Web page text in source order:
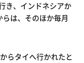
き、インドネシアか
は、そのほか毎月
らタイへ行かれたと